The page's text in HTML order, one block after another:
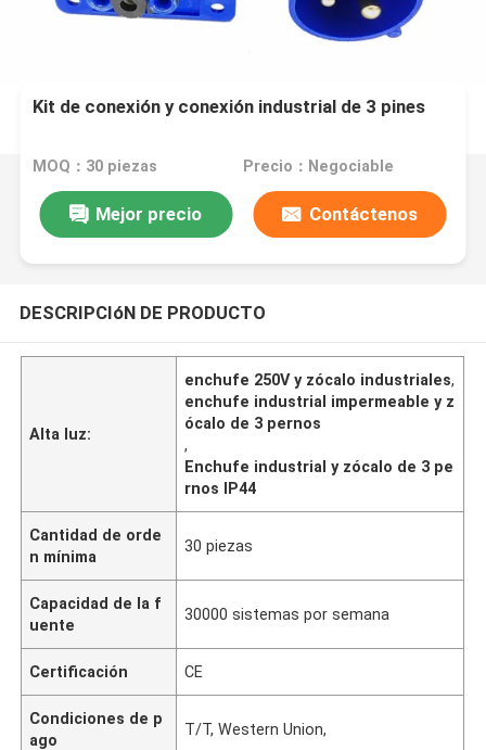
Kit de conexión y conexión industrial de 3 pines
MOQ：30 piezas Precio：Negociable
Mejor precio Contáctenos
DESCRIPCIóN DE PRODUCTO
Alta luz:
enchufe 250V y zócalo industriales,
enchufe industrial impermeable y z
ócalo de 3 pernos
,
Enchufe industrial y zócalo de 3 pe
rnos IP44
Cantidad de orde
n mínima
30 piezas
Capacidad de la f
uente
30000 sistemas por semana
Certificación CE
Condiciones de p
ago
T/T, Western Union,